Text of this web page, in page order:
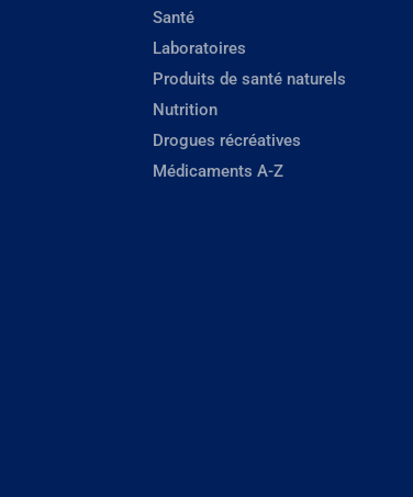
Santé
Laboratoires
Produits de santé naturels
Nutrition
Drogues récréatives
Médicaments A-Z